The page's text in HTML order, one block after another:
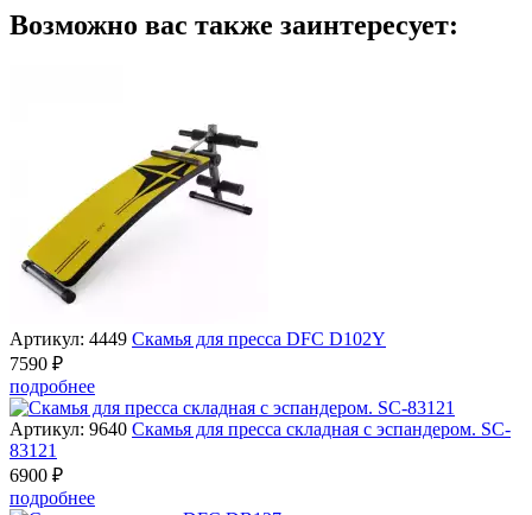
Возможно вас также заинтересует:
Артикул: 4449 Скамья для пресса DFC D102Y
7590 ₽
подробнее
Артикул: 9640 Скамья для пресса складная с эспандером. SC-
83121
6900 ₽
подробнее